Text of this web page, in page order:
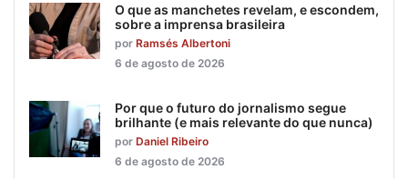
O que as manchetes revelam, e escondem,
sobre a imprensa brasileira
por Ramsés Albertoni
6 de agosto de 2026
Por que o futuro do jornalismo segue
brilhante (e mais relevante do que nunca)
por Daniel Ribeiro
6 de agosto de 2026